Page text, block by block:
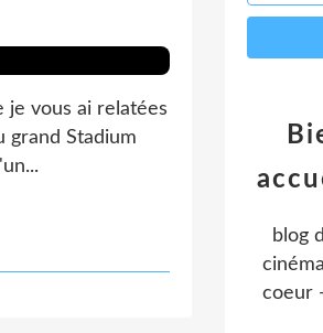
je vous ai relatées
grand Stadium
blog
coeur